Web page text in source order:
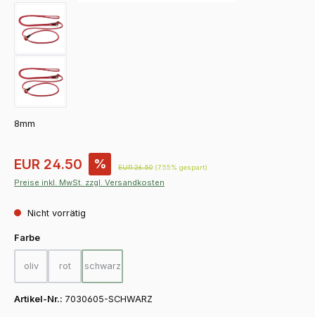
8mm
Verkaufspreis:
EUR 24.50 % Regulärer Preis:
EUR 26.50 (7.55% gespart)
Preise inkl. MwSt. zzgl. Versandkosten
Nicht vorrätig
Farbeauswählen
oliv
(Diese Option ist zurzeit nicht verfügbar.)
rot
(Diese Option ist zurzeit nicht verfügbar.)
schwarz
(Diese Option ist zurzeit nicht verfügbar.)
Artikel-Nr.: 7030605-SCHWARZ